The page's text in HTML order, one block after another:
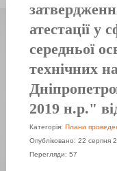
атестації у
середньої
технічних
2019 н.р."
Категорія: Плани
Опубліковано: 22 серпня
Перегляди: 57